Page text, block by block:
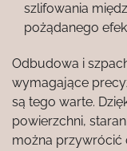
szlifowania
pożądanego
Odbudowa i
wymagające
są tego warte.
powierzchni,
można przywrócić